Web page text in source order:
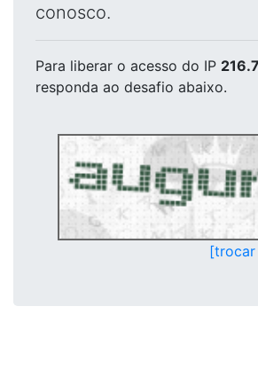
conosco.
Para liberar o acesso do IP
responda ao desafio abaixo.
[trocar